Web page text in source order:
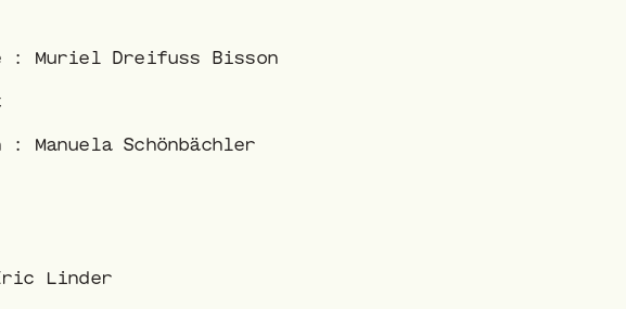
Muriel Dreifuss Bisson
Manuela Schönbächler
Linder